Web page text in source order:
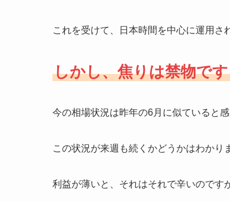
これを受けて、日本時間を中心に運用さ
しかし、焦りは禁物で
今の相場状況は昨年の6月に似ていると
この状況が来週も続くかどうかはわかり
利益が薄いと、それはそれで辛いのです